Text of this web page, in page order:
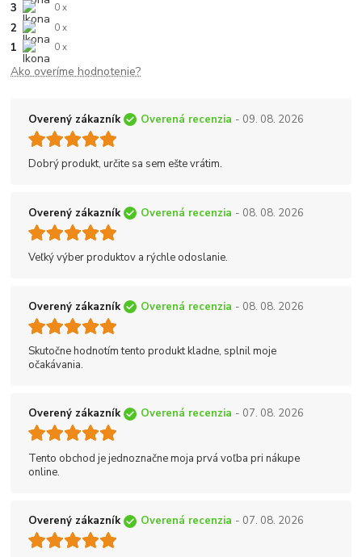
3 0 x
2 0 x
1 0 x
Ako overíme hodnotenie?
Overený zákazník Overená recenzia - 09. 08. 2026
Dobrý produkt, určite sa sem ešte vrátim.
Overený zákazník Overená recenzia - 08. 08. 2026
Veľký výber produktov a rýchle odoslanie.
Overený zákazník Overená recenzia - 08. 08. 2026
Skutočne hodnotím tento produkt kladne, splnil moje
očakávania.
Overený zákazník Overená recenzia - 07. 08. 2026
Tento obchod je jednoznačne moja prvá voľba pri nákupe
online.
Overený zákazník Overená recenzia - 07. 08. 2026